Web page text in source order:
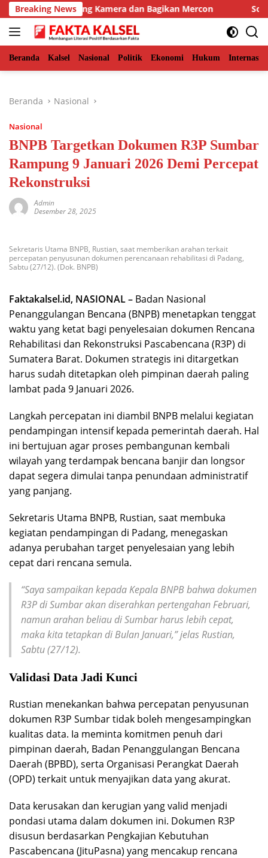
Langsung
ke
konten
Breaking News
Pasang Kamera dan Bagikan Mercon Solid
Beranda Kalsel Nasional Politik Ekonomi Hukum
Beranda Nasional
Nasional
BNPB Targetkan Dokumen R3P Sumbar
Rampung 9 Januari 2026 Demi Percepat
Rekonstruksi
Admin
Desember 28, 2025
Sekretaris Utama BNPB, Rustian, saat memberikan arahan terkait
percepatan penyusunan dokumen perencanaan rehabilitasi di Padang,
Sabtu (27/12). (Dok. BNPB)
Faktakalsel.id, NASIONAL – Badan Nasional
Penanggulangan Bencana (BNPB) menetapkan tenggat
waktu yang ketat bagi penyelesaian dokumen Rencana
Rehabilitasi dan Rekonstruksi Pascabencana (R3P) di
Sumatera Barat. Dokumen strategis ini ditargetkan
harus sudah ditetapkan oleh pimpinan daerah paling
lambat pada 9 Januari 2026.
Langkah percepatan ini diambil BNPB melalui kegiatan
pendampingan intensif kepada pemerintah daerah. Hal
ini bertujuan agar proses pembangunan kembali
wilayah yang terdampak bencana banjir dan longsor
dapat segera dimulai tanpa penundaan administratif
yang panjang.
Sekretaris Utama BNPB, Rustian, saat membuka
kegiatan pendampingan di Padang, menegaskan
adanya perubahan target penyelesaian yang lebih
cepat dari rencana semula.
“Saya sampaikan kepada Kepala BNPB bahwa dokumen
R3P di Sumbar akan diserahkan pertengahan Februari,
namun arahan beliau di Sumbar harus lebih cepat,
maka kita tetapkan di Bulan Januari,” jelas Rustian,
Sabtu (27/12).
Validasi Data Jadi Kunci
Rustian menekankan bahwa percepatan penyusunan
dokumen R3P Sumbar tidak boleh mengesampingkan
kualitas data. Ia meminta komitmen penuh dari
pimpinan daerah, Badan Penanggulangan Bencana
Daerah (BPBD), serta Organisasi Perangkat Daerah
(OPD) terkait untuk menyajikan data yang akurat.
Data kerusakan dan kerugian yang valid menjadi
pondasi utama dalam dokumen ini. Dokumen R3P
disusun berdasarkan Pengkajian Kebutuhan
Pascabencana (JituPasna) yang mencakup rencana